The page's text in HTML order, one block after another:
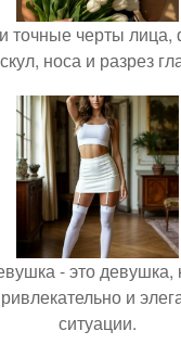
точные черты
скул, носа и разрез
- это девушка,
и
ситуации.